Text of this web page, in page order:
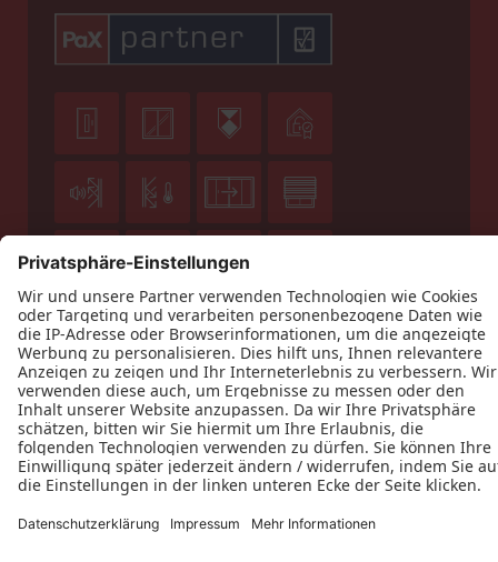
   
   
  
Datenschutz Impressum
Kontakt
Holz Klein GmbH © 2026